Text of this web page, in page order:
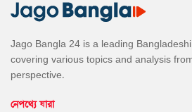
Jago Bangla 24 is a leading
covering various topics and analysis
perspective.
নেপথ্যে যারা